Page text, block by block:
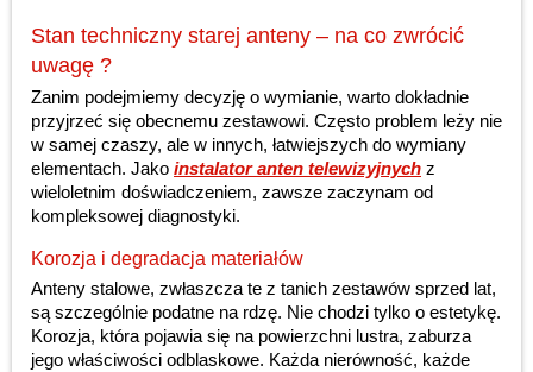
Stan techniczny starej anteny – na co zwrócić
uwagę ?
Zanim podejmiemy decyzję o wymianie, warto dokładnie
przyjrzeć się obecnemu zestawowi. Często problem leży nie
w samej czaszy, ale w innych, łatwiejszych do wymiany
elementach. Jako instalator anten telewizyjnych z
wieloletnim doświadczeniem, zawsze zaczynam od
kompleksowej diagnostyki.
Korozja i degradacja materiałów
Anteny stalowe, zwłaszcza te z tanich zestawów sprzed lat,
są szczególnie podatne na rdzę. Nie chodzi tylko o estetykę.
Korozja, która pojawia się na powierzchni lustra, zaburza
jego właściwości odblaskowe. Każda nierówność, każde